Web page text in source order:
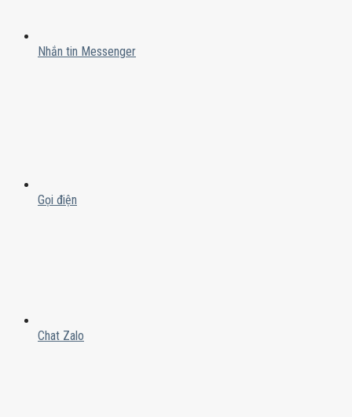
Nhắn tin Messenger
Gọi điện
Chat Zalo